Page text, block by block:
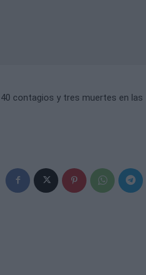
contagios y tres muertes en las